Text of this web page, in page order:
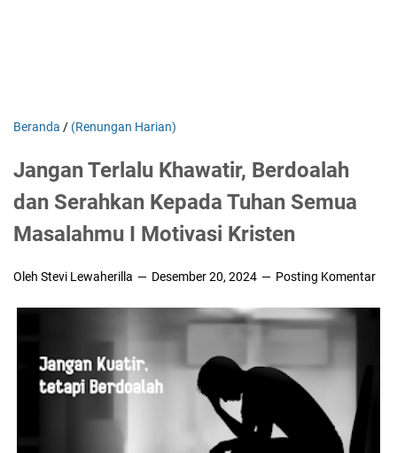
Beranda / (Renungan Harian)
Jangan Terlalu Khawatir, Berdoalah
dan Serahkan Kepada Tuhan Semua
Masalahmu I Motivasi Kristen
Oleh Stevi Lewaherilla Desember 20, 2024 Posting Komentar